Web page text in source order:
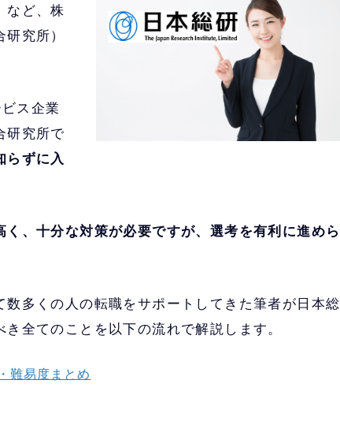
など、株
究所）
ス企業
研究所で
らずに入
く、十分な対策が必要ですが、選考を有利に進めら
多くの人の転職をサポートしてきた筆者が日本総
全てのことを以下の流れで解説します。
難易度まとめ